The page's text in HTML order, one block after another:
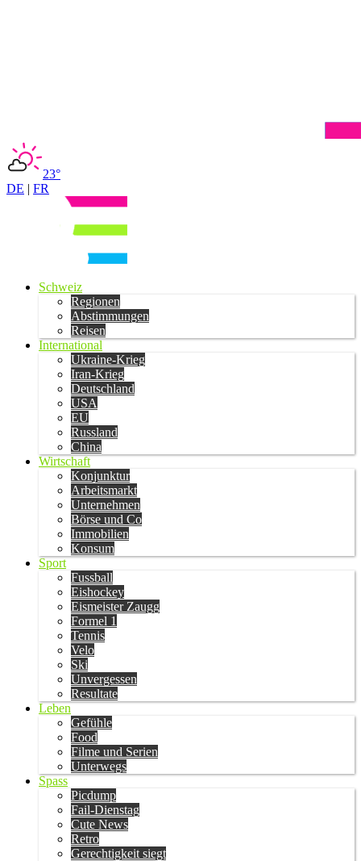
23°
DE | FR
Schweiz
Regionen
Abstimmungen
Reisen
International
Ukraine-Krieg
Iran-Krieg
Deutschland
USA
EU
Russland
China
Wirtschaft
Konjunktur
Arbeitsmarkt
Unternehmen
Börse und Co
Immobilien
Konsum
Sport
Fussball
Eishockey
Eismeister Zaugg
Formel 1
Tennis
Velo
Ski
Unvergessen
Resultate
Leben
Gefühle
Food
Filme und Serien
Unterwegs
Spass
Picdump
Fail-Dienstag
Cute News
Retro
Gerechtigkeit siegt